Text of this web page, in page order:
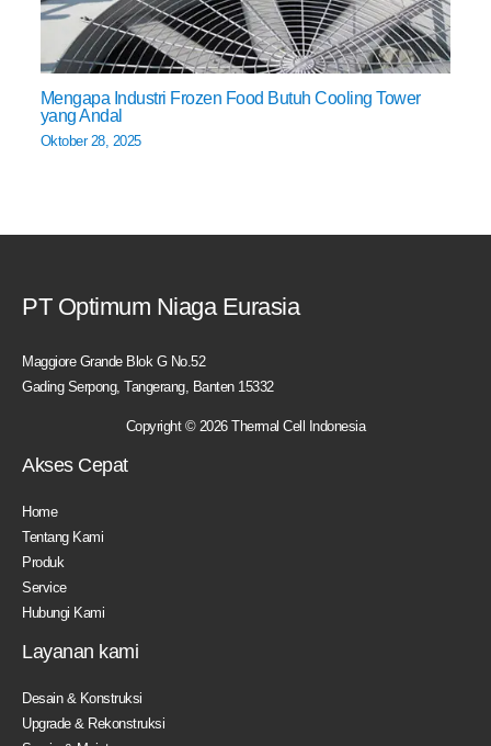
Mengapa Industri Frozen Food Butuh Cooling Tower
yang Andal
Oktober 28, 2025
PT Optimum Niaga Eurasia
Maggiore Grande Blok G No.52
Gading Serpong, Tangerang, Banten 15332
Copyright © 2026 Thermal Cell Indonesia
Akses Cepat
Home
Tentang Kami
Produk
Service
Hubungi Kami
Layanan kami
Desain & Konstruksi
Upgrade & Rekonstruksi